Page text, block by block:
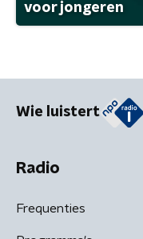
voor jongeren
Wie luistert
Radio
Frequenties